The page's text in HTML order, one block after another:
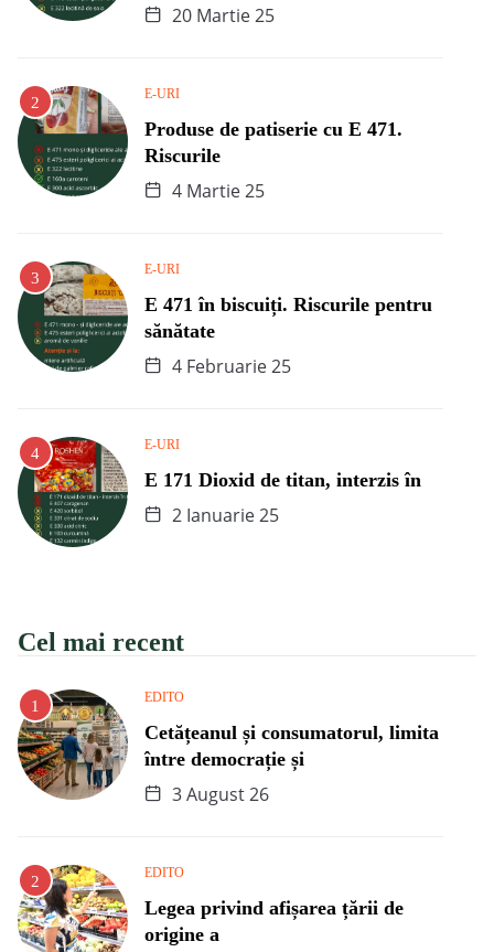
20 Martie 25
E-URI
Produse de patiserie cu E 471.
Riscurile
4 Martie 25
E-URI
E 471 în biscuiți. Riscurile pentru
sănătate
4 Februarie 25
E-URI
E 171 Dioxid de titan, interzis în
2 Ianuarie 25
Cel mai recent
EDITO
Cetățeanul și consumatorul, limita
între democrație și
3 August 26
EDITO
Legea privind afișarea țării de
origine a